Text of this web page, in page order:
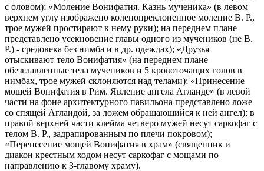
с оловом); «Моление Вонифатия. Казнь мученика» (в левом
верхнем углу изображено коленопреклоненное моление В. Р.,
трое мужей простирают к нему руки); на переднем плане
представлено усекновение главы одного из мучеников (не В.
Р.) - средовека без нимба и в др. одеждах); «Друзья
отыскивают тело Вонифатия» (на переднем плане
обезглавленные тела мучеников и 5 кровоточащих голов в
нимбах, трое мужей склоняются над телами); «Принесение
мощей Вонифатия в Рим. Явление ангела Аглаиде» (в левой
части на фоне архитектурного павильона представлено ложе
со спящей Аглаидой, за ложем обращающийся к ней ангел); в
правой верхней части клейма четверо мужей несут саркофаг с
телом В. Р., задрапированным по плечи покровом);
«Перенесение мощей Вонифатия в храм» (священник и
диакон крестным ходом несут саркофаг с мощами по
направлению к 3-главому храму).